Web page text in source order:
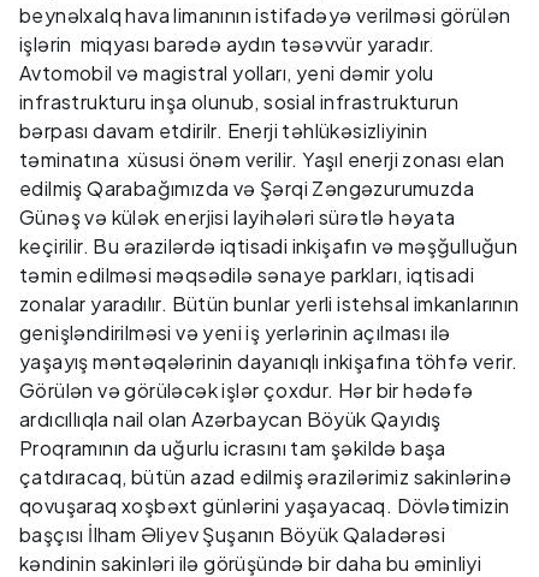
beynəlxalq hava limanının istifadəyə verilməsi görülən
işlərin miqyası barədə aydın təsəvvür yaradır.
Avtomobil və magistral yolları, yeni dəmir yolu
infrastrukturu inşa olunub, sosial infrastrukturun
bərpası davam etdirilr. Enerji təhlükəsizliyinin
təminatına xüsusi önəm verilir. Yaşıl enerji zonası elan
edilmiş Qarabağımızda və Şərqi Zəngəzurumuzda
Günəş və külək enerjisi layihələri sürətlə həyata
keçirilir. Bu ərazilərdə iqtisadi inkişafın və məşğulluğun
təmin edilməsi məqsədilə sənaye parkları, iqtisadi
zonalar yaradılır. Bütün bunlar yerli istehsal imkanlarının
genişləndirilməsi və yeni iş yerlərinin açılması ilə
yaşayış məntəqələrinin dayanıqlı inkişafına töhfə verir.
Görülən və görüləcək işlər çoxdur. Hər bir hədəfə
ardıcıllıqla nail olan Azərbaycan Böyük Qayıdış
Proqramının da uğurlu icrasını tam şəkildə başa
çatdıracaq, bütün azad edilmiş ərazilərimiz sakinlərinə
qovuşaraq xoşbəxt günlərini yaşayacaq. Dövlətimizin
başçısı İlham Əliyev Şuşanın Böyük Qaladərəsi
kəndinin sakinləri ilə görüşündə bir daha bu əminliyi